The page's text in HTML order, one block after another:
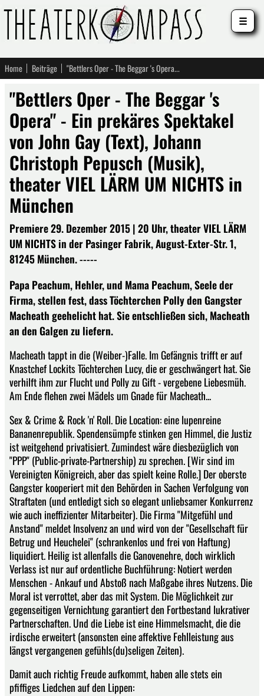
Home Beiträge "Bettlers Oper - The Beggar 's Opera" - Ein prekäres Spektakel von John Gay (Text), Johann Christoph Pepusch (Musik), theater VIEL LÄRM UM NICHTS in München
"Bettlers Oper - The Beggar 's
Opera" - Ein prekäres Spektakel
von John Gay (Text), Johann
Christoph Pepusch (Musik),
theater VIEL LÄRM UM NICHTS in
München
Premiere 29. Dezember 2015 | 20 Uhr, theater VIEL LÄRM
UM NICHTS in der Pasinger Fabrik, August-Exter-Str. 1,
81245 München. -----
Papa Peachum, Hehler, und Mama Peachum, Seele der
Firma, stellen fest, dass Töchterchen Polly den Gangster
Macheath geehelicht hat. Sie entschließen sich, Macheath
an den Galgen zu liefern.
Macheath tappt in die (Weiber-)Falle. Im Gefängnis trifft er auf
Knastchef Lockits Töchterchen Lucy, die er geschwängert hat. Sie
verhilft ihm zur Flucht und Polly zu Gift - vergebene Liebesmüh.
Am Ende flehen zwei Mädels um Gnade für Macheath...
Sex & Crime & Rock 'n' Roll. Die Location: eine lupenreine
Bananenrepublik. Spendensümpfe stinken gen Himmel, die Justiz
ist weitgehend privatisiert. Zumindest wäre diesbezüglich von
"PPP" (Public-private-Partnership) zu sprechen. [Wir sind im
Vereinigten Königreich, aber das spielt keine Rolle.] Der oberste
Gangster kooperiert mit den Behörden in Sachen Verfolgung von
Straftaten (und entledigt sich so elegant unliebsamer Konkurrenz
wie auch ineffizienter Mitarbeiter). Die Firma "Mitgefühl und
Anstand" meldet Insolvenz an und wird von der "Gesellschaft für
Betrug und Heuchelei" (schrankenlos und frei von Haftung)
liquidiert. Heilig ist allenfalls die Ganovenehre, doch wirklich
Verlass ist nur auf ordentliche Buchführung: Notiert werden
Menschen - Ankauf und Abstoß nach Maßgabe ihres Nutzens. Die
Moral ist verrottet, aber das mit System. Die Möglichkeit zur
gegenseitigen Vernichtung garantiert den Fortbestand lukrativer
Partnerschaften. Und die Liebe ist eine Himmelsmacht, die die
irdische erweitert (ansonsten eine affektive Fehlleistung aus
längst vergangenen gefühls(du)seligen Zeiten).
Damit auch richtig Freude aufkommt, haben alle stets ein
pfiffiges Liedchen auf den Lippen:
☰